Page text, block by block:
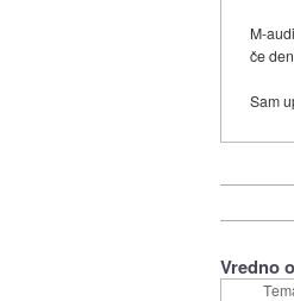
M-
če
Sam
Vredno